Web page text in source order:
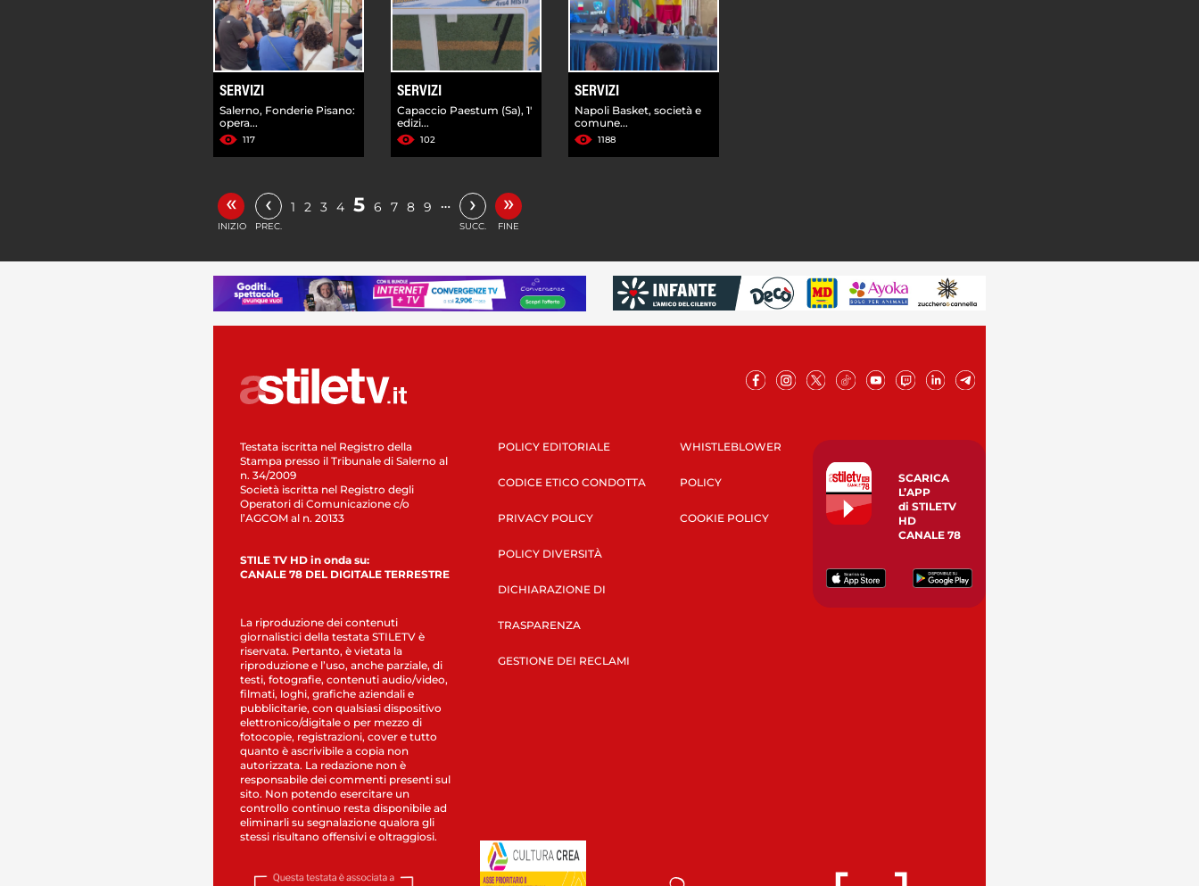
SERVIZI
Salerno, Fonderie Pisano:
opera...
117
SERVIZI
Capaccio Paestum (Sa), 1'
edizi...
102
SERVIZI
Napoli Basket, società e
comune...
1188
«
INIZIO
‹
PREC.
1 2 3 4 5 6 7 8 9 … ›
SUCC.
»
FINE
Testata iscritta nel Registro della
Stampa presso il Tribunale di Salerno al
n. 34/2009
Società iscritta nel Registro degli
Operatori di Comunicazione c/o
l’AGCOM al n. 20133
STILE TV HD in onda su:
CANALE 78 DEL DIGITALE TERRESTRE
La riproduzione dei contenuti
giornalistici della testata STILETV è
riservata. Pertanto, è vietata la
riproduzione e l’uso, anche parziale, di
testi, fotografie, contenuti audio/video,
filmati, loghi, grafiche aziendali e
pubblicitarie, con qualsiasi dispositivo
elettronico/digitale o per mezzo di
fotocopie, registrazioni, cover e tutto
quanto è ascrivibile a copia non
autorizzata. La redazione non è
responsabile dei commenti presenti sul
sito. Non potendo esercitare un
controllo continuo resta disponibile ad
eliminarli su segnalazione qualora gli
stessi risultano offensivi e oltraggiosi.
POLICY EDITORIALE
CODICE ETICO CONDOTTA
PRIVACY POLICY
POLICY DIVERSITÀ
DICHIARAZIONE DI
TRASPARENZA
GESTIONE DEI RECLAMI
WHISTLEBLOWER
POLICY
COOKIE POLICY
SCARICA
L’APP
di STILETV
HD
CANALE 78